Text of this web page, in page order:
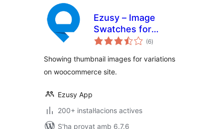
Ezusy – Image
Swatches for
Variable Product
(6puntuacions
totals
)
Showing thumbnail images for variations
on woocommerce site.
Ezusy App
200+ instal·lacions actives
S'ha provat amb 6.7.6